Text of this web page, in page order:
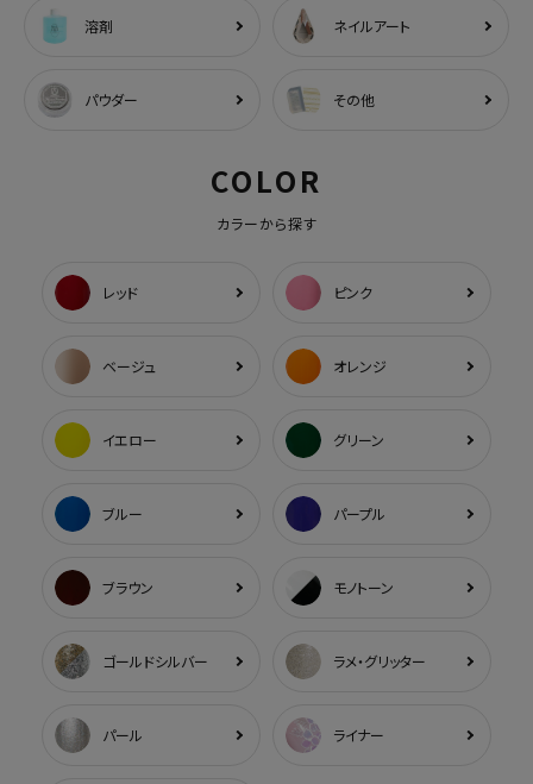
溶剤 ネイルアート
パウダー その他
COLOR
カラーから探す
レッド ピンク
ベージュ オレンジ
イエロー グリーン
ブルー パープル
ブラウン モノトーン
ゴールドシルバー ラメ・グリッター
パール ライナー